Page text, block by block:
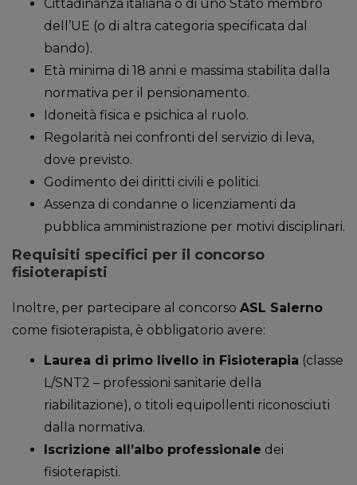
Cittadinanza italiana o di uno Stato membro
dell’UE (o di altra categoria specificata dal
bando).
Età minima di 18 anni e massima stabilita dalla
normativa per il pensionamento.
Idoneità fisica e psichica al ruolo.
Regolarità nei confronti del servizio di leva,
dove previsto.
Godimento dei diritti civili e politici.
Assenza di condanne o licenziamenti da
pubblica amministrazione per motivi disciplinari.
Requisiti specifici per il concorso
fisioterapisti
Inoltre, per partecipare al concorso ASL Salerno
come fisioterapista, è obbligatorio avere:
Laurea di primo livello in Fisioterapia (classe
L/SNT2 – professioni sanitarie della
riabilitazione), o titoli equipollenti riconosciuti
dalla normativa.
Iscrizione all’albo professionale dei
fisioterapisti.